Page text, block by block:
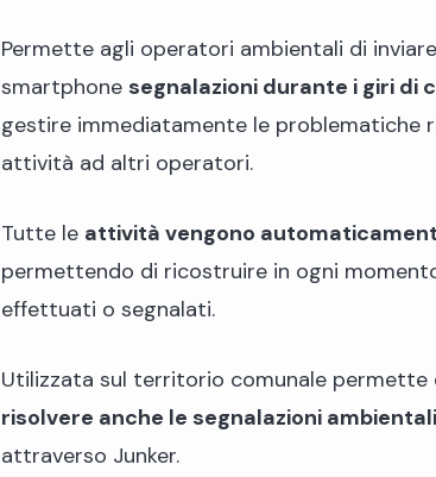
Permette agli operatori ambientali di
smartphonesegnalazioni durante i giri
gestire immediatamente le problematiche
attività ad altri operatori.
Tutte le attività vengono
permettendo di ricostruire in ogni
effettuati o segnalati.
Utilizzata ​sul territorio comunale permette
risolvere anche le segnalazioni ambientali
attraverso Junker.